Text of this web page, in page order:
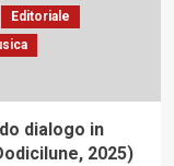
Editoriale
dialogo in
2025)